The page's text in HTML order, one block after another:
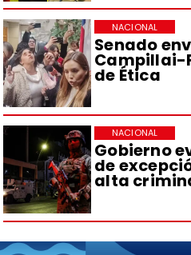
Senado
Campillai-
de Ética
NACIONAL
Gobierno
de
alta
NACIONAL